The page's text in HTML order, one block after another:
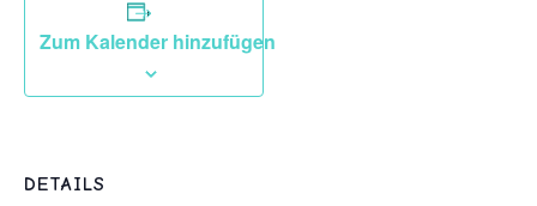
Zum Kalender hinzufügen
DETAILS